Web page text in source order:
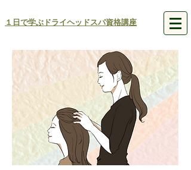
１日で学ぶドライヘッドスパ資格講座